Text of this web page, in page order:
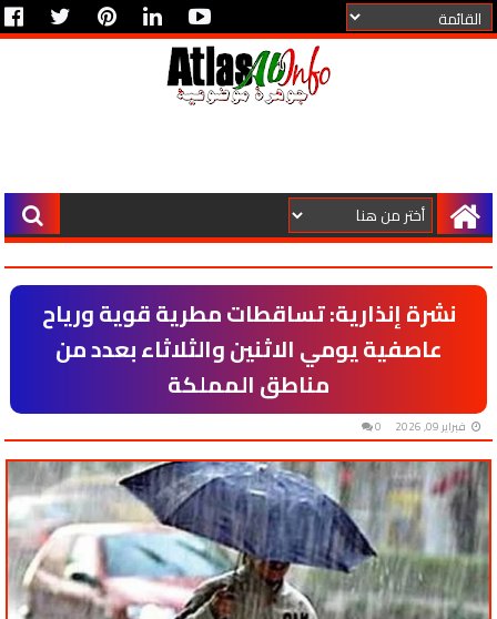
نشرة إنذارية: تساقطات مطرية قوية ورياح
عاصفية يومي الاثنين والثلاثاء بعدد من
مناطق المملكة
فبراير 09, 2026 0